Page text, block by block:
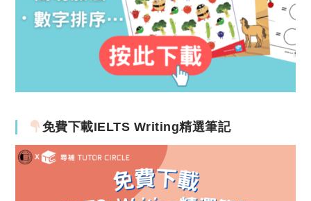
免費下載IELTS Writing精選筆記